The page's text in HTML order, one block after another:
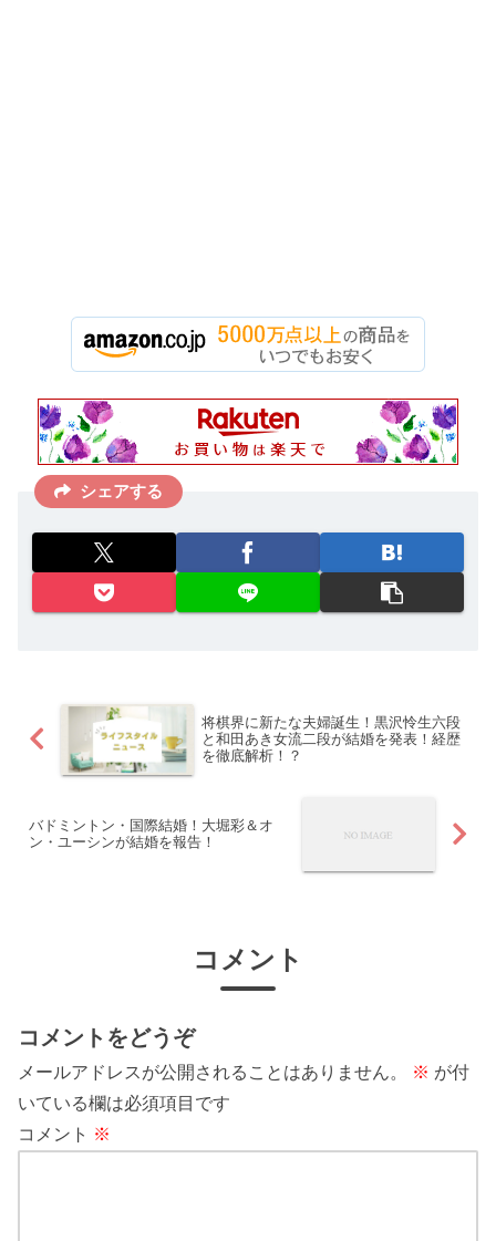
シェアする
将棋界に新たな夫婦誕生！黒沢怜生六段
と和田あき女流二段が結婚を発表！経歴
を徹底解析！？
バドミントン・国際結婚！大堀彩＆オ
ン・ユーシンが結婚を報告！
コメント
コメントをどうぞ
メールアドレスが公開されることはありません。 ※ が付
いている欄は必須項目です
コメント ※